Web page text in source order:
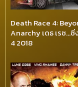
Death Race 4:
Anarchy เดธ เรซ…ซิ่
4 2018